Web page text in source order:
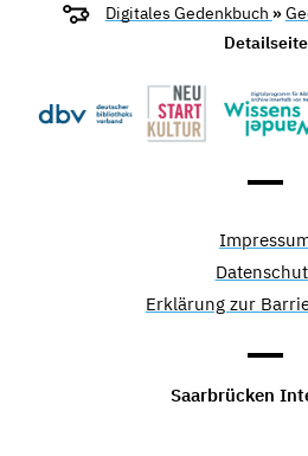
Digitales Gedenkbuch »
Detailseite
Erklärung zur
Saarbrücken